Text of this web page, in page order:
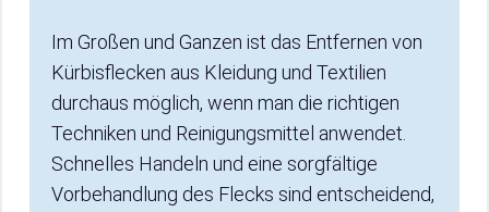
Im Großen und Ganzen ist das Entfernen von
Kürbisflecken aus Kleidung und Textilien
durchaus möglich, wenn man die richtigen
Techniken und Reinigungsmittel anwendet.
Schnelles Handeln und eine sorgfältige
Vorbehandlung des Flecks sind entscheidend,